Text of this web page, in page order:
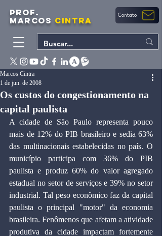
PROF.
MARCOS CINTRA Contato
Os custos do congestionamento na
capital paulista
Marcos Cintra
1 de jun. de 2008
A cidade de São Paulo representa pouco
mais de 12% do PIB brasileiro e sedia 63%
das multinacionais estabelecidas no país. O
município participa com 36% do PIB
paulista e produz 60% do valor agregado
estadual no setor de serviços e 39% no setor
industrial. Tal peso econômico faz da capital
paulista o principal "motor" da economia
brasileira. Fenômenos que afetam a atividade
produtiva da cidade impactam fortemente